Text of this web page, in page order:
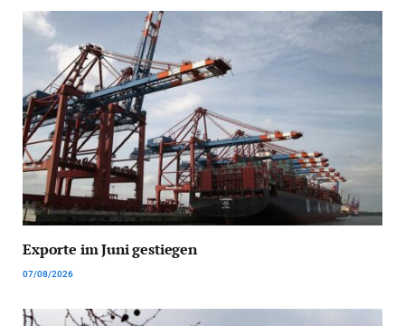
Exporte im Juni gestiegen
07/08/2026